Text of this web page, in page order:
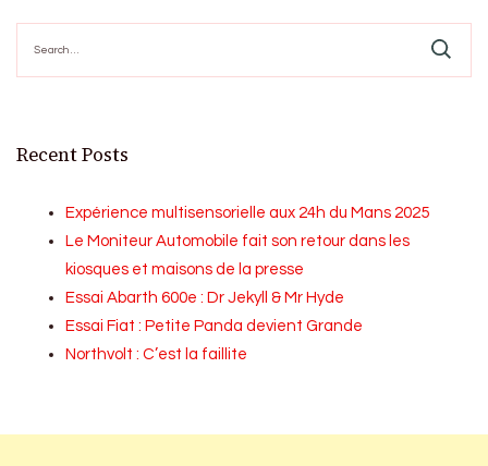
for:
Recent Posts
Expérience multisensorielle aux 24h du Mans 2025
Le Moniteur Automobile fait son retour dans les
kiosques et maisons de la presse
Essai Abarth 600e : Dr Jekyll & Mr Hyde
Essai Fiat : Petite Panda devient Grande
Northvolt : C’est la faillite